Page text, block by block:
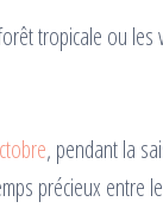
tropicale ou les
, pendant la
précieux entre